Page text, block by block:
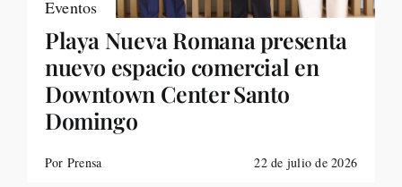
Eventos
Playa Nueva Romana presenta
nuevo espacio comercial en
Downtown Center Santo
Domingo
Por Prensa 22 de julio de 2026